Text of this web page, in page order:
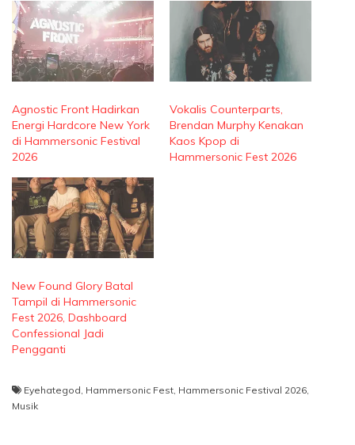
Agnostic Front Hadirkan
Energi Hardcore New York
di Hammersonic Festival
2026
Vokalis Counterparts,
Brendan Murphy Kenakan
Kaos Kpop di
Hammersonic Fest 2026
New Found Glory Batal
Tampil di Hammersonic
Fest 2026, Dashboard
Confessional Jadi
Pengganti
Eyehategod, Hammersonic Fest, Hammersonic Festival 2026,
Musik